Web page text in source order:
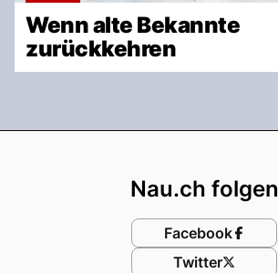
Wenn alte Bekannte
zurückkehren
Nau.ch folgen
Facebook
Twitter